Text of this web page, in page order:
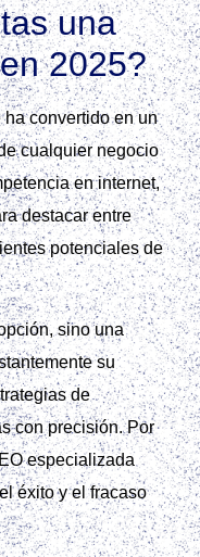
una
2025?
convertido en un
cualquier negocio
en internet,
destacar entre
potenciales de
sino una
su
de
con precisión. Por
especializada
éxito y el fracaso